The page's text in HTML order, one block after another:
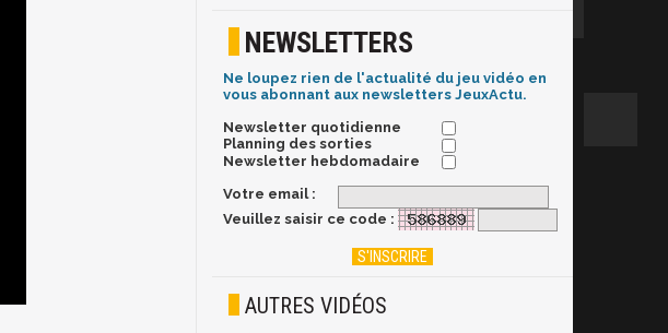
NEWSLETTERS
Ne loupez rien de l'actualité du jeu vidéo en
vous abonnant aux newsletters JeuxActu.
Newsletter quotidienne
Planning des sorties
Newsletter hebdomadaire
Votre email :
Veuillez saisir ce code :
AUTRES VIDÉOS